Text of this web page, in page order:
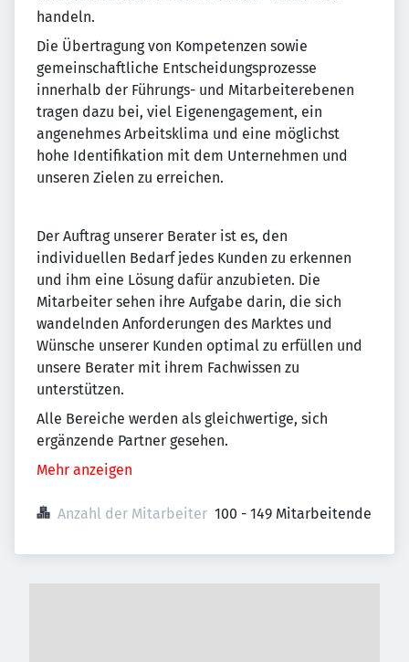
handeln.
Die Übertragung von Kompetenzen sowie
gemeinschaftliche Entscheidungsprozesse
innerhalb der Führungs- und Mitarbeiterebenen
tragen dazu bei, viel Eigenengagement, ein
angenehmes Arbeitsklima und eine möglichst
hohe Identifikation mit dem Unternehmen und
unseren Zielen zu erreichen.
Der Auftrag unserer Berater ist es, den
individuellen Bedarf jedes Kunden zu erkennen
und ihm eine Lösung dafür anzubieten. Die
Mitarbeiter sehen ihre Aufgabe darin, die sich
wandelnden Anforderungen des Marktes und
Wünsche unserer Kunden optimal zu erfüllen und
unsere Berater mit ihrem Fachwissen zu
unterstützen.
Alle Bereiche werden als gleichwertige, sich
ergänzende Partner gesehen.
Mehr anzeigen
Anzahl der Mitarbeiter 100 - 149 Mitarbeitende